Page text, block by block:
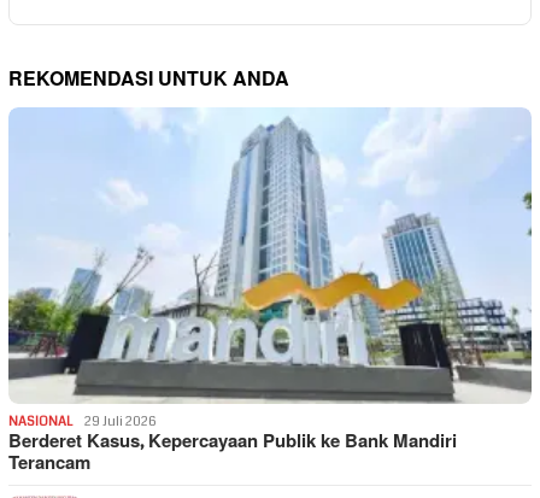
REKOMENDASI UNTUK ANDA
NASIONAL 29 Juli 2026
Berderet Kasus, Kepercayaan Publik ke Bank Mandiri
Terancam